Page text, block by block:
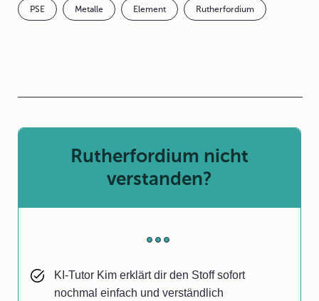
PSE Metalle Element Rutherfordium
Rutherfordium nicht
verstanden?
KI-Tutor Kim erklärt dir den Stoff sofort
nochmal einfach und verständlich